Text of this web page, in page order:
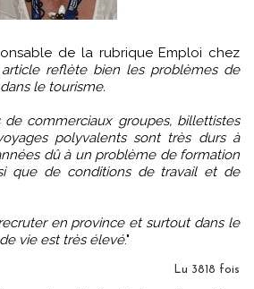
reflète bien les problèmes de
le tourisme.
commerciaux groupes, billettistes
polyvalents sont très durs à
dû à un problème de formation
que de conditions de travail et de
en province et surtout dans le
vie est très élevé."
Lu 3818 fois